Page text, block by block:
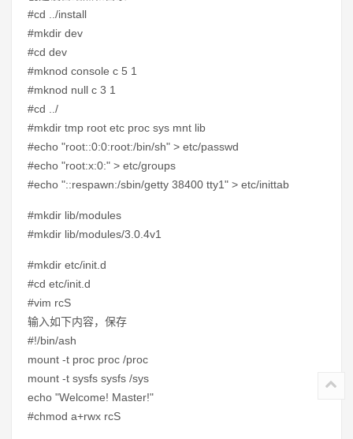
#cd ../install
#mkdir dev
#cd dev
#mknod console c 5 1
#mknod null c 3 1
#cd ../
#mkdir tmp root etc proc sys mnt lib
#echo "root::0:0:root:/bin/sh" > etc/passwd
#echo "root:x:0:" > etc/groups
#echo "::respawn:/sbin/getty 38400 tty1" > etc/inittab
#mkdir lib/modules
#mkdir lib/modules/3.0.4v1
#mkdir etc/init.d
#cd etc/init.d
#vim rcS
输入如下内容，保存
#!/bin/ash
mount -t proc proc /proc
mount -t sysfs sysfs /sys
echo "Welcome! Master!"
#chmod a+rwx rcS